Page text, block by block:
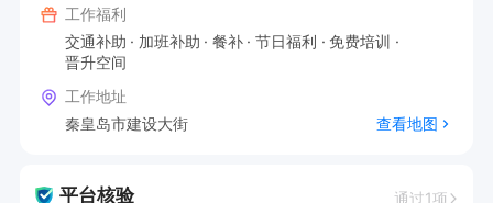
工作福利
交通补助
加班补助 餐补 节日福利
免费培训
晋升空间
工作地址
秦皇岛市建设大街
查看地图
平台核验 通过1项